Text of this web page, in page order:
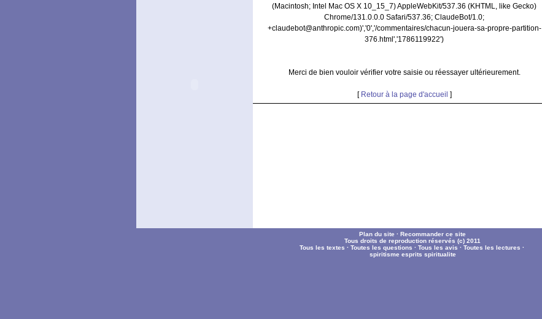
(Macintosh; Intel Mac OS X 10_15_7) AppleWebKit/537.36 (KHTML, like Gecko)
Chrome/131.0.0.0 Safari/537.36; ClaudeBot/1.0;
+claudebot@anthropic.com)','0','/commentaires/chacun-jouera-sa-propre-partition-
376.html','1786119922')
Merci de bien vouloir vérifier votre saisie ou réessayer ultérieurement.
[ Retour à la page d'accueil ]
Plan du site · Recommander ce site
Tous droits de reproduction réservés (c) 2011
Tous les textes · Toutes les questions · Tous les avis · Toutes les lectures ·
spiritisme esprits spiritualite